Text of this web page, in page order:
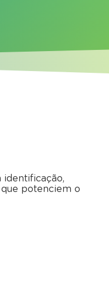
identificação,
potenciem o